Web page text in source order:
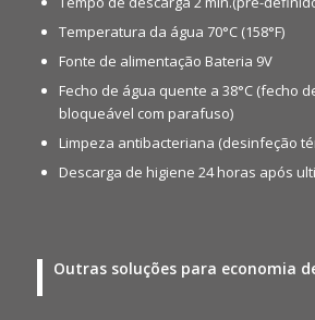
Temperatura da água 70°C (158°F)
Fonte de alimentação Bateria 9V
Fecho de água quente a 38°C (fecho
bloqueável com parafuso)
Limpeza antibacteriana (desinfeção
Descarga de higiene 24 horas após
Outras soluções para economia